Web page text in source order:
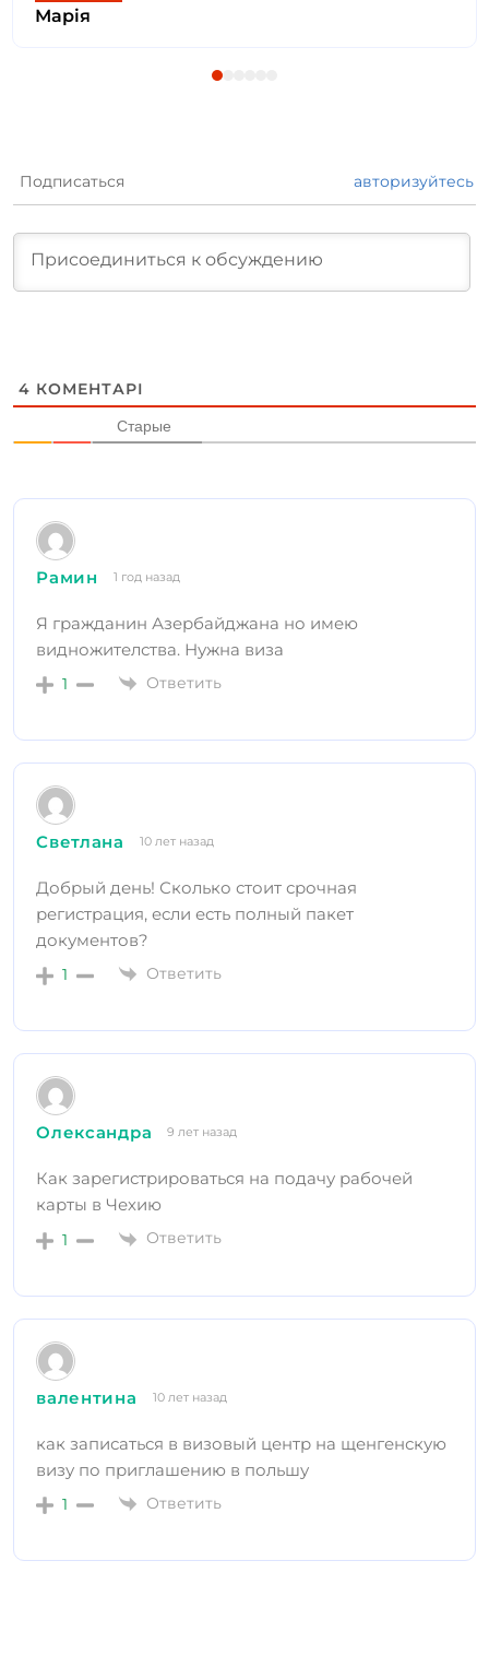
Марія
Подписаться авторизуйтесь
4 КОМЕНТАРІ
Старые
Рамин 1 год назад
Я гражданин Азербайджана но имею
видножителства. Нужна виза
1 Ответить
Светлана 10 лет назад
Добрый день! Сколько стоит срочная
регистрация, если есть полный пакет
документов?
1 Ответить
Олександра 9 лет назад
Как зарегистрироваться на подачу рабочей
карты в Чехию
1 Ответить
валентина 10 лет назад
как записаться в визовый центр на щенгенскую
визу по приглашению в польшу
1 Ответить